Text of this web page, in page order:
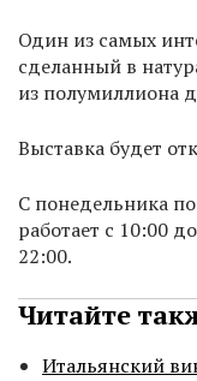
Один из самых
сделанный в
из полумиллиона
Выставка будет
С понедельника
работает с 10:00
22:00.
Читайте
Итальянский